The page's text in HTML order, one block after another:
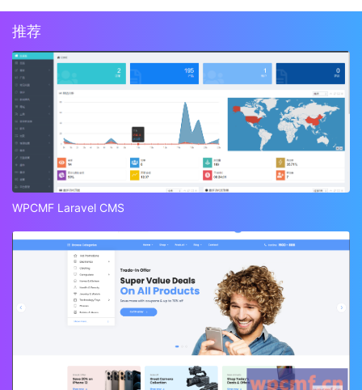
推荐
WPCMF Laravel CMS